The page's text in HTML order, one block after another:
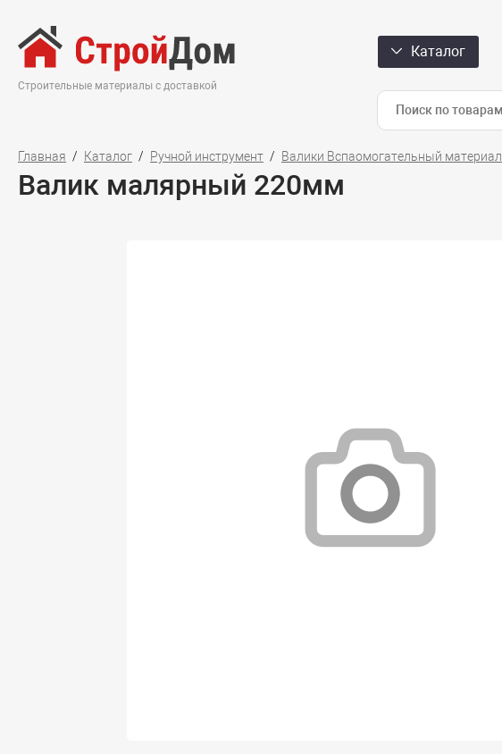
Строительные материалы с доставкой
Каталог
Главная Каталог Ручной инструмент Валики Вспаомогательный материал
Валик малярный 220мм